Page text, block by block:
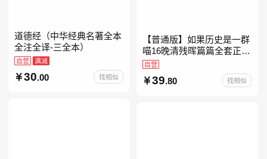
道德经（中华经典名著全本
全注全译-三全本）
自营 满减
30.00 找相似
【普通版】如果历史是一群
喵16晚清残晖篇篇全套正版
1-156册肥志著漫画8周年纪
念版套装3册小学生课外阅
读儿童西游喵知识
自营
39.80 找相似